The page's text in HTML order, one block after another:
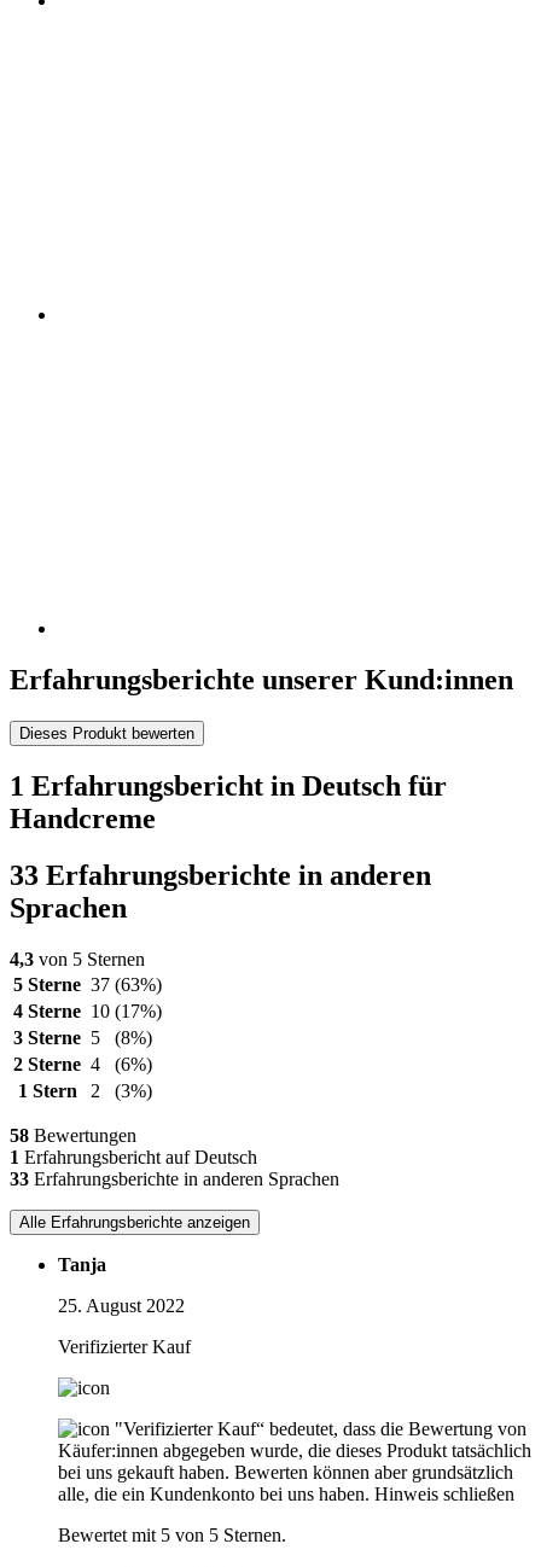
Erfahrungsberichte unserer Kund:innen
Dieses Produkt bewerten
1 Erfahrungsbericht in Deutsch für
Handcreme
33 Erfahrungsberichte in anderen
Sprachen
4,3 von 5 Sternen
5 Sterne 37 (63%)
4 Sterne 10 (17%)
3 Sterne 5
(8%)
2 Sterne 4
(6%)
1 Stern
2 (3%)
58 Bewertungen
1 Erfahrungsbericht auf Deutsch
33 Erfahrungsberichte in anderen Sprachen
Alle Erfahrungsberichte anzeigen
Tanja
25. August 2022
Verifizierter Kauf
"Verifizierter Kauf“ bedeutet, dass die Bewertung von
Käufer:innen abgegeben wurde, die dieses Produkt tatsächlich
bei uns gekauft haben. Bewerten können aber grundsätzlich
alle, die ein Kundenkonto bei uns haben. Hinweis schließen
Bewertet mit 5 von 5 Sternen.